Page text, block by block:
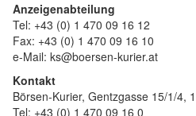
Anzeigenabteilung
Tel: +43 (0) 1 470 09 16 12
Fax: +43 (0) 1 470 09 16 10
e-Mail: ks@boersen-kurier.at
Kontakt
Börsen-Kurier, Gentzgasse 15/1/4,
Tel: +43 (0) 1 470 09 16 0